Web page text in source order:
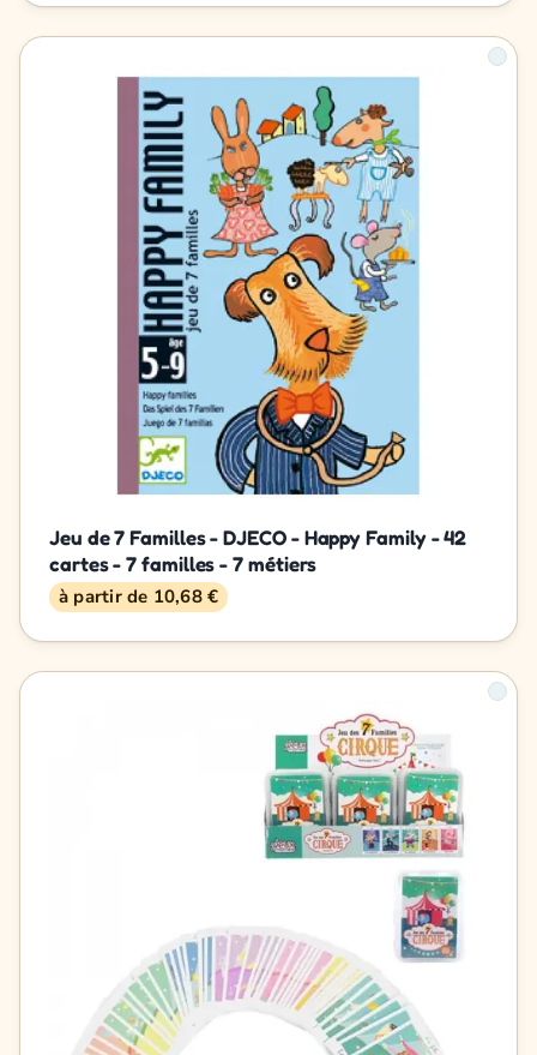
Jeu de 7 Familles - DJECO - Happy Family - 42
cartes - 7 familles - 7 métiers
à partir de 10,68 €